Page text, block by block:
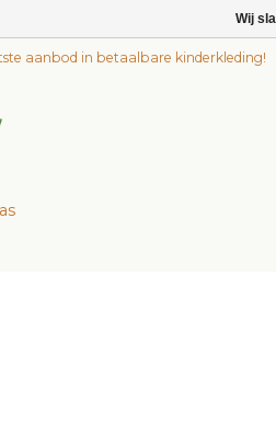
aanbod in betaalbare kinderkleding!
Wij